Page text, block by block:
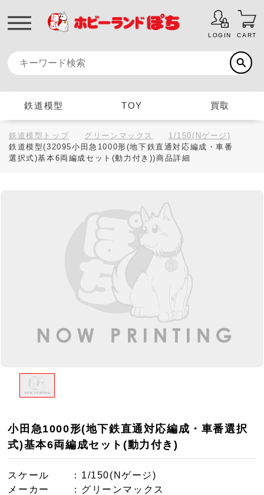
LOGIN CART
鉄道模型 TOY 買取
鉄道模型トップ グリーンマックス
1/150(Nゲージ)
鉄道模型(32095小田急1000形(地下鉄直通対応編成・車番
選択式)基本6両編成セット(動力付き))商品詳細
小田急1000形(地下鉄直通対応編成・車番選択
式)基本6両編成セット(動力付き)
スケール
：1/150(Nゲージ)
メーカー
：グリーンマックス